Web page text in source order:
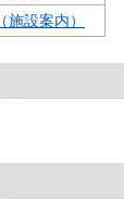
施設案内）